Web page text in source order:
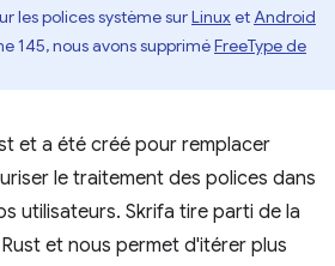
les polices système surLinuxetAndroid
145, nous avons suppriméFreeType de
et a été créé pour remplacer
le traitement des polices dans
utilisateurs. Skrifa tire parti de la
et nous permet d'itérer plus